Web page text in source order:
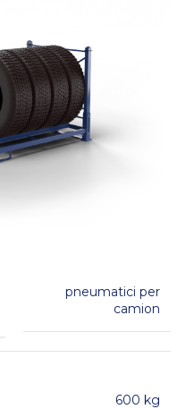
pneumatici per
camion
600 kg